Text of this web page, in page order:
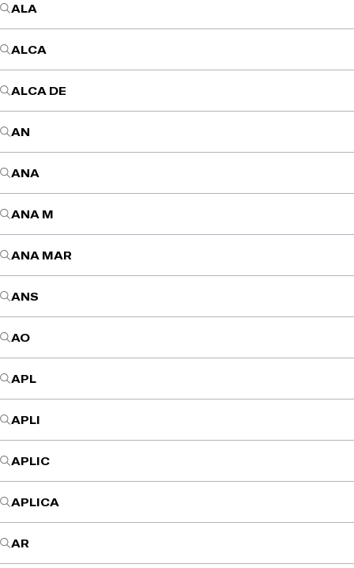
ALA
ALCA
ALCA DE
AN
ANA
ANA M
ANA MAR
ANS
AO
APL
APLI
APLIC
APLICA
AR